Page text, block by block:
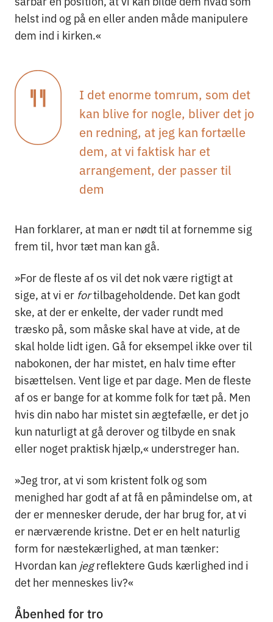
helst ind og på en eller anden måde manipulere
dem ind i kirken.«
I det enorme tomrum, som det
kan blive for nogle, bliver det jo
en redning, at jeg kan fortælle
dem, at vi faktisk har et
arrangement, der passer til
dem
Han forklarer, at man er nødt til at fornemme sig
frem til, hvor tæt man kan gå.
»For de fleste af os vil det nok være rigtigt at
sige, at vi er fortilbageholdende. Det kan godt
ske, at der er enkelte, der vader rundt med
træsko på, som måske skal have at vide, at de
skal holde lidt igen. Gå for eksempel ikke over til
nabokonen, der har mistet, en halv time efter
bisættelsen. Vent lige et par dage. Men de fleste
af os er bange for at komme folk for tæt på. Men
hvis din nabo har mistet sin ægtefælle, er det jo
kun naturligt at gå derover og tilbyde en snak
eller noget praktisk hjælp,« understreger han.
»Jeg tror, at vi som kristent folk og som
menighed har godt af at få en påmindelse om, at
der er mennesker derude, der har brug for, at vi
er nærværende kristne. Det er en helt naturlig
form for næstekærlighed, at man tænker:
Hvordan kan jegreflektere Guds kærlighed ind i
det her menneskes liv?«
Åbenhed for tro